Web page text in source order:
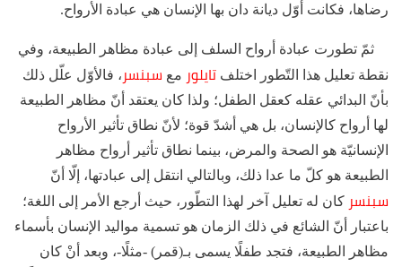
رضاها، فكانت أوّل ديانة دان بها الإنسان هي عبادة الأرواح.
ثمّ تطورت عبادة أرواح السلف إلى عبادة مظاهر الطبيعة، وفي
نقطة تعليل هذا التّطور اختلف تايلور مع سبنسر ، فالأوّل علّل ذلك
بأنّ البدائي عقله كعقل الطفل؛ ولذا كان يعتقد أنّ مظاهر الطبيعة
لها أرواح كالإنسان، بل هي أشدّ قوة؛ لأنّ نطاق تأثير الأرواح
الإنسانيّة هو الصحة والمرض، بينما نطاق تأثير أرواح مظاهر
الطبيعة هو كلّ ما عدا ذلك، وبالتالي انتقل إلى عبادتها، إلّا أنّ
سبنسر كان له تعليل آخر لهذا التطّور، حيث أرجع الأمر إلى اللغة؛
باعتبار أنّ الشائع في ذلك الزمان هو تسمية مواليد الإنسان بأسماء
مظاهر الطبيعة، فتجد طفلًا يسمى بـ(قمر) -مثلًا-، وبعد أنْ كان